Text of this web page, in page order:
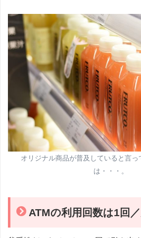
オリジナル商品が普及していると言
は・・・。
ATMの利用回数は1回